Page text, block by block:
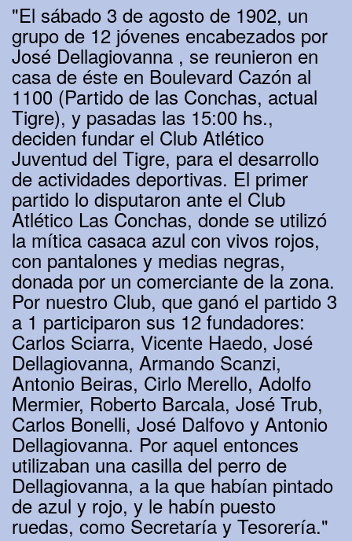
"El sábado 3 de agosto de 1902, un
grupo de 12 jóvenes encabezados por
José Dellagiovanna , se reunieron en
casa de éste en Boulevard Cazón al
1100 (Partido de las Conchas, actual
Tigre), y pasadas las 15:00 hs.,
deciden fundar el Club Atlético
Juventud del Tigre, para el desarrollo
de actividades deportivas. El primer
partido lo disputaron ante el Club
Atlético Las Conchas, donde se utilizó
la mítica casaca azul con vivos rojos,
con pantalones y medias negras,
donada por un comerciante de la zona.
Por nuestro Club, que ganó el partido 3
a 1 participaron sus 12 fundadores:
Carlos Sciarra, Vicente Haedo, José
Dellagiovanna, Armando Scanzi,
Antonio Beiras, Cirlo Merello, Adolfo
Mermier, Roberto Barcala, José Trub,
Carlos Bonelli, José Dalfovo y Antonio
Dellagiovanna. Por aquel entonces
utilizaban una casilla del perro de
Dellagiovanna, a la que habían pintado
de azul y rojo, y le habín puesto
ruedas, como Secretaría y Tesorería."